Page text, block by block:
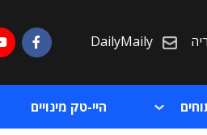
DailyMaily
היי-טק מינויים